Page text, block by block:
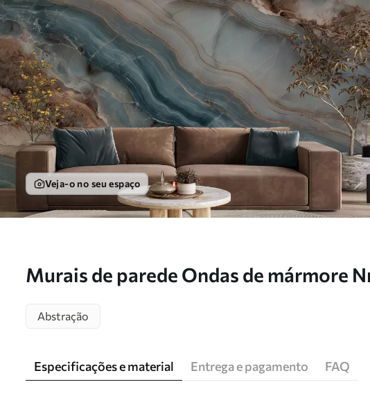
Veja-o no seu espaço
Murais de parede Ondas de mármore
Abstração
Especificações e material Entrega e pagamento FAQ